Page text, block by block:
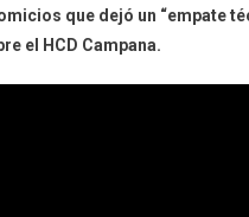
que dejó un “empate
el HCD Campana.